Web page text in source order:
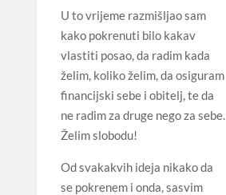
U to vrijeme razmišljao sam
kako pokrenuti bilo kakav
vlastiti posao, da radim kada
želim, koliko želim, da osiguram
financijski sebe i obitelj, te da
ne radim za druge nego za sebe.
Želim slobodu!
Od svakakvih ideja nikako da
se pokrenem i onda, sasvim